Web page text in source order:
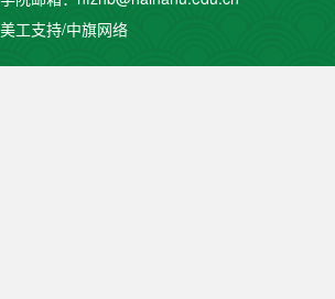
美工支持/中旗网络